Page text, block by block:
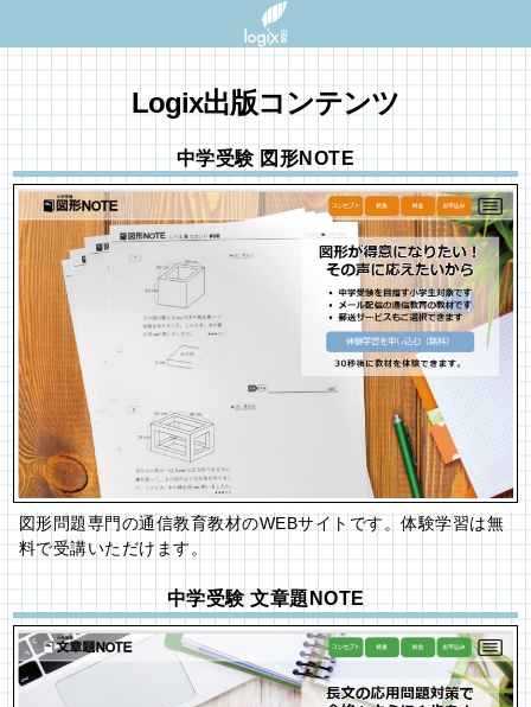
Logix出版コンテンツ
中学受験 図形NOTE
図形問題専門の通信教育教材のWEBサイトです。体験学習は無
料で受講いただけます。
中学受験 文章題NOTE